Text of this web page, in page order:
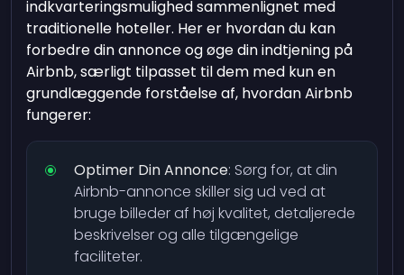
indkvarteringsmulighed sammenlignet med
traditionelle hoteller. Her er hvordan du kan
forbedre din annonce og øge din indtjening på
Airbnb, særligt tilpasset til dem med kun en
grundlæggende forståelse af, hvordan Airbnb
fungerer:
Optimer Din Annonce: Sørg for, at din
Airbnb-annonce skiller sig ud ved at
bruge billeder af høj kvalitet, detaljerede
beskrivelser og alle tilgængelige
faciliteter.